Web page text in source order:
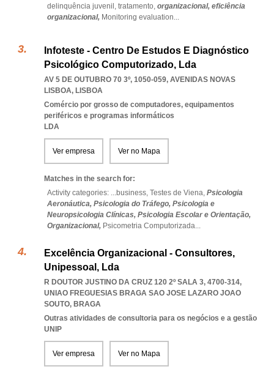
delinquência juvenil, tratamento, organizacional, eficiência
organizacional, Monitoring evaluation...
Infoteste - Centro De Estudos E Diagnóstico
Psicológico Computorizado, Lda
AV 5 DE OUTUBRO 70 3º, 1050-059, AVENIDAS NOVAS
LISBOA, LISBOA
Comércio por grosso de computadores, equipamentos
periféricos e programas informáticos
LDA
Ver empresa Ver no Mapa
Matches in the search for:
Activity categories: ...business, Testes de Viena, Psicologia
Aeronáutica, Psicologia do Tráfego, Psicologia e
Neuropsicologia Clínicas, Psicologia Escolar e Orientação,
Organizacional, Psicometria Computorizada...
Excelência Organizacional - Consultores,
Unipessoal, Lda
R DOUTOR JUSTINO DA CRUZ 120 2º SALA 3, 4700-314,
UNIAO FREGUESIAS BRAGA SAO JOSE LAZARO JOAO
SOUTO, BRAGA
Outras atividades de consultoria para os negócios e a gestão
UNIP
Ver empresa Ver no Mapa